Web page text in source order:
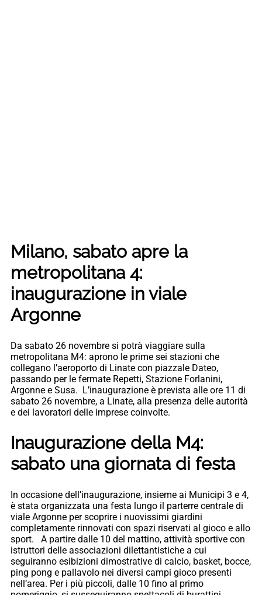
Milano, sabato apre la
metropolitana 4:
inaugurazione in viale
Argonne
Da sabato 26 novembre si potrà viaggiare sulla
metropolitana M4: aprono le prime sei stazioni che
collegano l’aeroporto di Linate con piazzale Dateo,
passando per le fermate Repetti, Stazione Forlanini,
Argonne e Susa. L’inaugurazione è prevista alle ore 11 di
sabato 26 novembre, a Linate, alla presenza delle autorità
e dei lavoratori delle imprese coinvolte.
Inaugurazione della M4:
sabato una giornata di festa
In occasione dell’inaugurazione, insieme ai Municipi 3 e 4,
è stata organizzata una festa lungo il parterre centrale di
viale Argonne per scoprire i nuovissimi giardini
completamente rinnovati con spazi riservati al gioco e allo
sport. A partire dalle 10 del mattino, attività sportive con
istruttori delle associazioni dilettantistiche a cui
seguiranno esibizioni dimostrative di calcio, basket, bocce,
ping pong e pallavolo nei diversi campi gioco presenti
nell’area. Per i più piccoli, dalle 10 fino al primo